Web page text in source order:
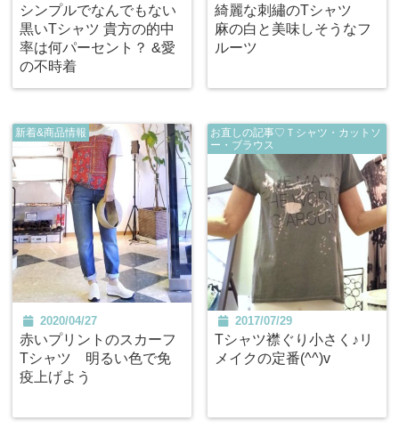
シンプルでなんでもない
黒いTシャツ 貴方の的中
率は何パーセント？ &愛
の不時着
綺麗な刺繡のTシャツ
麻の白と美味しそうなフ
ルーツ
新着&商品情報
2020/04/27
赤いプリントのスカーフ
Tシャツ 明るい色で免
疫上げよう
お直しの記事♡Ｔシャツ・カットソ
ー・ブラウス
2017/07/29
Tシャツ襟ぐり小さく♪リ
メイクの定番(^^)v